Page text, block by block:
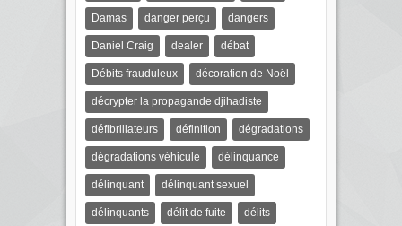
Damas danger perçu dangers
Daniel Craig dealer débat
Débits frauduleux décoration de Noël
décrypter la propagande djihadiste
défibrillateurs définition dégradations
dégradations véhicule délinquance
délinquant délinquant sexuel
délinquants délit de fuite délits